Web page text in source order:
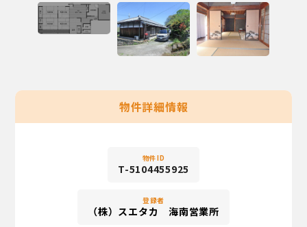
物件詳細情報
物件ID
T-5104455925
登録者
（株）スエタカ 海南営業所